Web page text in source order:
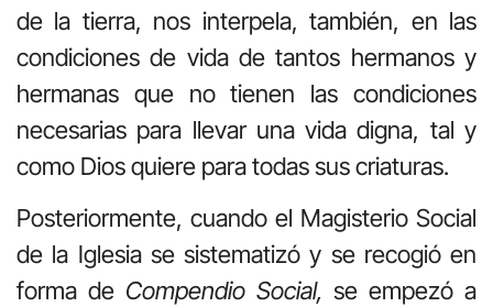
de la tierra, nos interpela, también, en las
condiciones de vida de tantos hermanos y
hermanas que no tienen las condiciones
necesarias para llevar una vida digna, tal y
como Dios quiere para todas sus criaturas.
Posteriormente, cuando el Magisterio Social
de la Iglesia se sistematizó y se recogió en
forma de Compendio Social,se empezó a